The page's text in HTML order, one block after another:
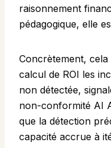
raisonnement
pédagogique, elle
Concrètement,
calcul de ROI les
non détectée,
non-conformité AI
que la détection
capacité accrue à